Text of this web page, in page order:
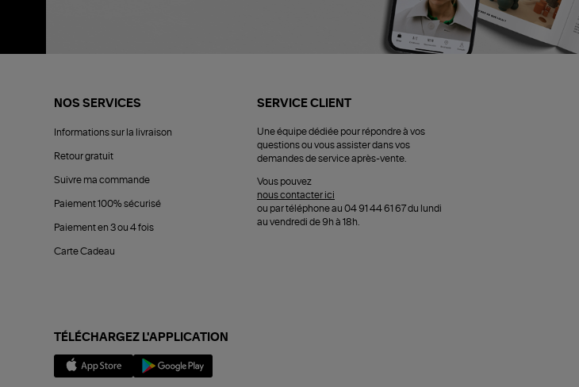
NOS SERVICES
Informations sur la livraison
Retour gratuit
Suivre ma commande
Paiement 100% sécurisé
Paiement en 3 ou 4 fois
Carte Cadeau
SERVICE CLIENT
Une équipe dédiée pour répondre à vos
questions ou vous assister dans vos
demandes de service après-vente.
Vous pouvez
nous contacter ici
ou par téléphone au 04 91 44 61 67 du lundi
au vendredi de 9h à 18h.
TÉLÉCHARGEZ L'APPLICATION